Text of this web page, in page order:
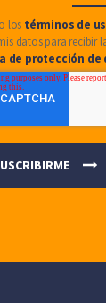
los términos de
datos para recibir
de protección de